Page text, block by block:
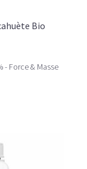
Bio
- Force & Masse